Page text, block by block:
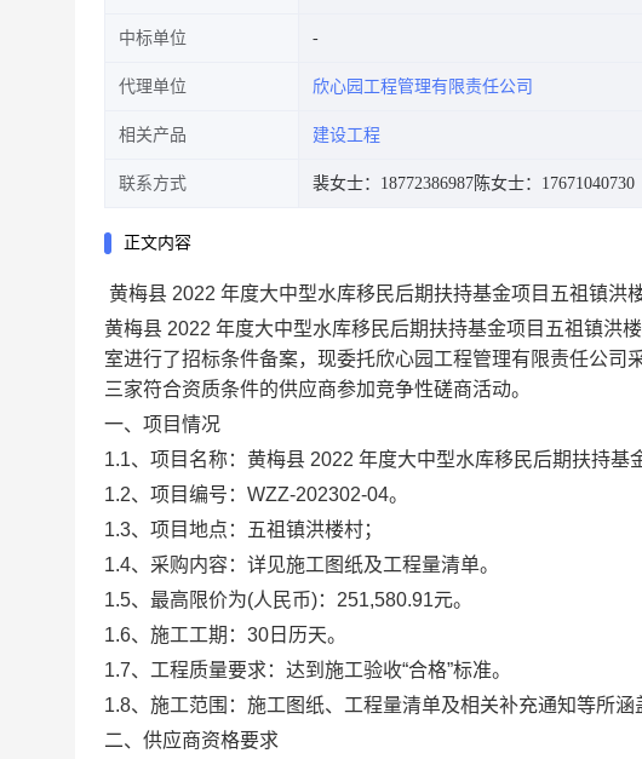
中标单位
代理单位 欣心园工程管理有限责任公司
相关产品 建设工程
联系方式 裴女士：18772386987陈女士：17671040730
正文内容
黄梅县 2022 年度大中型水库移民后期扶持基金项目五祖镇洪
黄梅县 2022 年度大中型水库移民后期扶持基金项目五祖镇洪
室进行了招标条件备案，现委托欣心园工程管理有限责任公
三家符合资质条件的供应商参加竞争性磋商活动。
一、项目情况
1.1、项目名称： 黄梅县 2022 年度大中型水库移民后期扶持基
1.2、项目编号：WZZ-202302-04。
1.3、 项目地点：五祖镇洪楼村；
1.4、采购内容：详见施工图纸及工程量清单。
1.5、最高限价为(人民币)： 251,580.91元。
1.6、施工工期：30日历天。
1.7、工程质量要求：达到施工验收“合格”标准。
1.8、施工范围：施工图纸、工程量清单及相关补充通知等所涵
二、供应商资格要求